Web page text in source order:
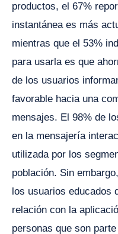
productos, el 67%
instantánea es más
mientras que el 53%
para usarla es que
de los usuarios
favorable hacia una
mensajes. El 98% de
en la mensajería
utilizada por los
población. Sin
los usuarios educados
relación con la
personas que son